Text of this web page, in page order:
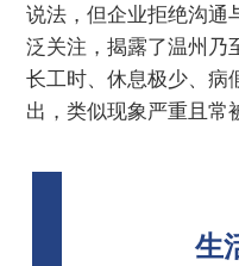
说法，但企业拒绝沟通
泛关注，揭露了温州乃
长工时、休息极少、病
出，类似现象严重且常
生